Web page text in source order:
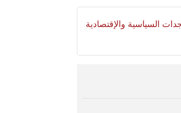
السياسية والإقتصادية